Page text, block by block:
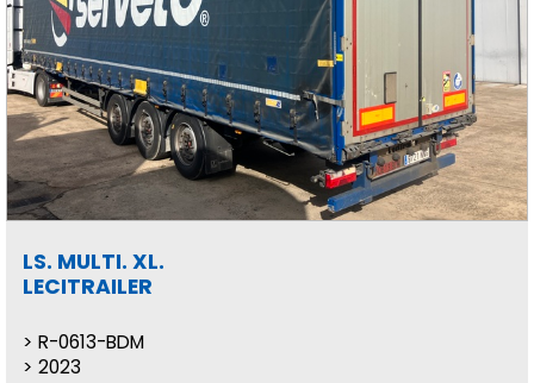
LS. MULTI. XL.
LECITRAILER
R-0613-BDM
2023